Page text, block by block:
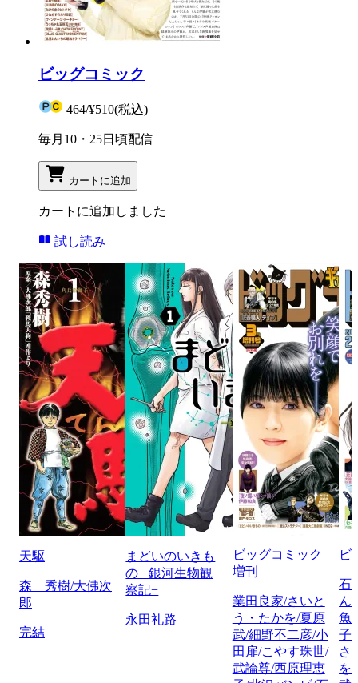
ビッグコミック
464/¥510(税込)
毎月10・25日頃配信
カートに追加
カートに追加しました
試し読み
天駆
森 秀樹/大佛次
郎
完結
まどいのいきも
の −銀河生物観
察記−
永田礼路
ビッグコミック
増刊
業田良家/さいと
う・たかを/夏原
武/細野不二彦/小
田扉/こやす珠世/
武論尊/西原理恵
ビ
石
ん
魚
子
さ
を